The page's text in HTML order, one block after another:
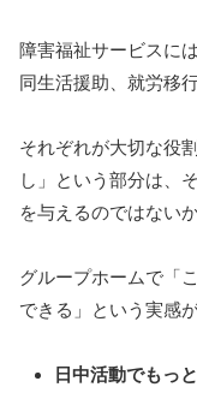
障害福祉サービスに
同生活援助、就労移
それぞれが大切な役
し」という部分は、
を与えるのではない
グループホームで「
できる」という実感
日中活動でもっ